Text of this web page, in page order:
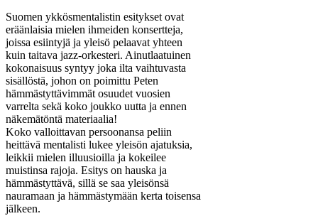
Suomen ykkösmentalistin esitykset ovat
eräänlaisia mielen ihmeiden konsertteja,
joissa esiintyjä ja yleisö pelaavat yhteen
kuin taitava jazz-orkesteri. Ainutlaatuinen
kokonaisuus syntyy joka ilta vaihtuvasta
sisällöstä, johon on poimittu Peten
hämmästyttävimmät osuudet vuosien
varrelta sekä koko joukko uutta ja ennen
näkemätöntä materiaalia!
Koko valloittavan persoonansa peliin
heittävä mentalisti lukee yleisön ajatuksia,
leikkii mielen illuusioilla ja kokeilee
muistinsa rajoja. Esitys on hauska ja
hämmästyttävä, sillä se saa yleisönsä
nauramaan ja hämmästymään kerta toisensa
jälkeen.